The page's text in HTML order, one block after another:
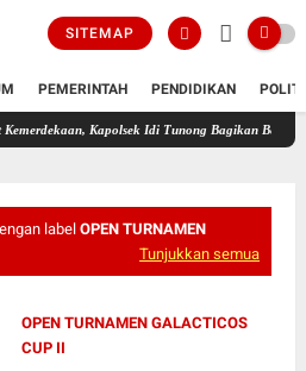
SITEMAP
PEMERINTAH PENDIDIKAN
Kapolsek Idi Tunong Bagikan Bendera Merah
label OPEN TURNAMEN
Tunjukkan semua
OPEN TURNAMEN GALACTICOS
CUP II